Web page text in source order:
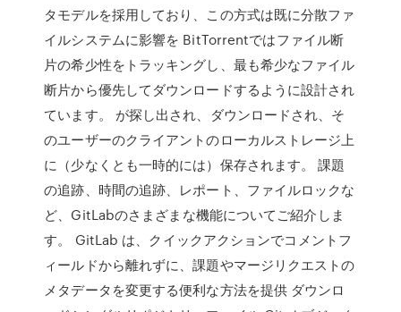
タモデルを採用しており、この方式は既に分散ファ
イルシステムに影響を BitTorrentではファイル断
片の希少性をトラッキングし、最も希少なファイル
断片から優先してダウンロードするように設計され
ています。 が探し出され、ダウンロードされ、そ
のユーザーのクライアントのローカルストレージ上
に（少なくとも一時的には）保存されます。 課題
の追跡、時間の追跡、レポート、ファイルロックな
ど、GitLabのさまざまな機能についてご紹介しま
す。 GitLab は、クイックアクションでコメントフ
ィールドから離れずに、課題やマージリクエストの
メタデータを変更する便利な方法を提供 ダウンロ